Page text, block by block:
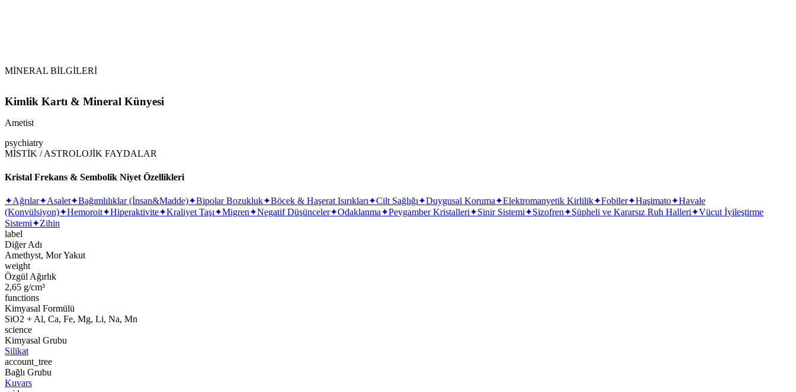
MİNERAL BİLGİLERİ
Kimlik Kartı & Mineral Künyesi
Ametist
psychiatry
MİSTİK / ASTROLOJİK FAYDALAR
Kristal Frekans & Sembolik Niyet Özellikleri
✦Ağrılar✦Asalet✦Bağımlılıklar (İnsan&Madde)✦Bipolar Bozukluk✦Böcek & Haşerat Isırıkları✦Cilt Sağlığı✦Duygusal Koruma✦Elektromanyetik Kirlilik✦Fobiler✦Haşimato✦Havale
(Konvülsiyon)✦Hemoroit✦Hiperaktivite✦Kraliyet Taşı✦Migren✦Negatif Düşünceler✦Odaklanma✦Peygamber Kristalleri✦Sinir Sistemi✦Şizofren✦Şüpheli ve Kararsız Ruh Halleri✦Vücut İyileştirme
Sistemi✦Zihin
label
Diğer Adı
Amethyst, Mor Yakut
weight
Özgül Ağırlık
2,65 g/cm³
functions
Kimyasal Formülü
SiO2 + Al, Ca, Fe, Mg, Li, Na, Mn
science
Kimyasal Grubu
Silikat
account_tree
Bağlı Grubu
Kuvars